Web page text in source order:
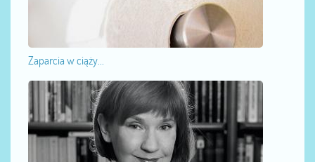
Zaparcia w ciąży...